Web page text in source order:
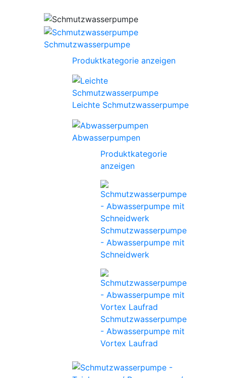
Schmutzwasserpumpe
Produktkategorie anzeigen
Leichte Schmutzwasserpumpe
Abwasserpumpen
Produktkategorie
anzeigen
Schmutzwasserpumpe
- Abwasserpumpe mit
Schneidwerk
Schmutzwasserpumpe
- Abwasserpumpe mit
Vortex Laufrad